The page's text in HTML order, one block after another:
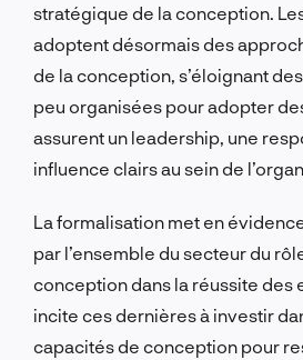
stratégique de la conception.
adoptent désormais des
de la conception, s’éloignant
peu organisées pour adopter
assurent un leadership, une
influence clairs au sein de
La formalisation met en
par l’ensemble du secteur du
conception dans la réussite des
incite ces dernières à investir
capacités de conception pour